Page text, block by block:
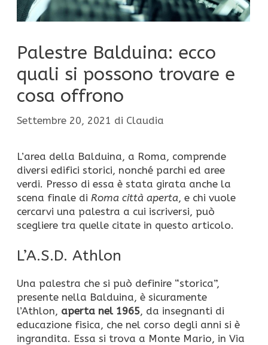
Palestre Balduina: ecco
quali si possono trovare e
cosa offrono
Settembre 20, 2021 di Claudia
L’area della Balduina, a Roma, comprende
diversi edifici storici, nonché parchi ed aree
verdi. Presso di essa è stata girata anche la
scena finale di Roma città aperta, e chi vuole
cercarvi una palestra a cui iscriversi, può
scegliere tra quelle citate in questo articolo.
L’A.S.D. Athlon
Una palestra che si può definire “storica”,
presente nella Balduina, è sicuramente
l’Athlon, aperta nel 1965, da insegnanti di
educazione fisica, che nel corso degli anni si è
ingrandita. Essa si trova a Monte Mario, in Via